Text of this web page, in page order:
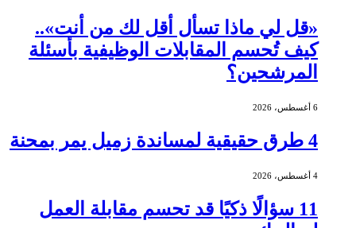
«قل لي ماذا تسأل أقل لك من أنت»..
كيف تُحسم المقابلات الوظيفية بأسئلة
المرشحين؟
6 أغسطس، 2026
4 طرق حقيقية لمساندة زميل يمر بمحنة
4 أغسطس، 2026
11 سؤالًا ذكيًا قد تحسم مقابلة العمل